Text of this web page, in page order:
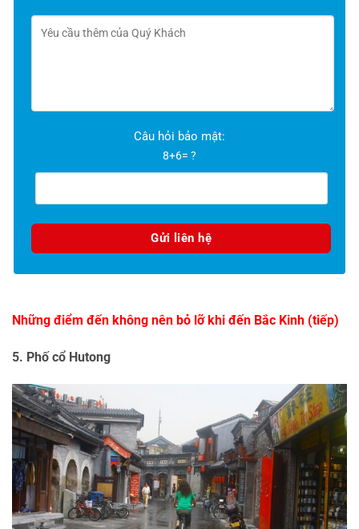
Câu hỏi bảo mật:
8+6= ?
Những điểm đến không nên bỏ lỡ khi đến Bắc Kinh (tiếp)
5. Phố cổ Hutong